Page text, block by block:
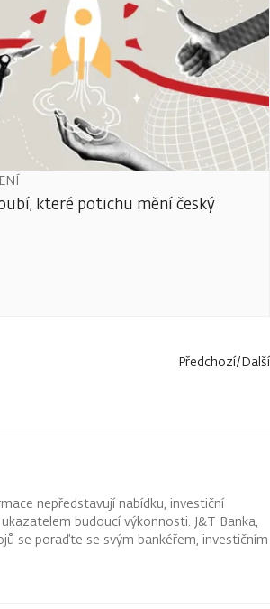
které potichu mění český
Předchozí/Další
nepředstavují nabídku, investiční
budoucí výkonnosti. J&T Banka,
se poraďte se svým bankéřem, investičním